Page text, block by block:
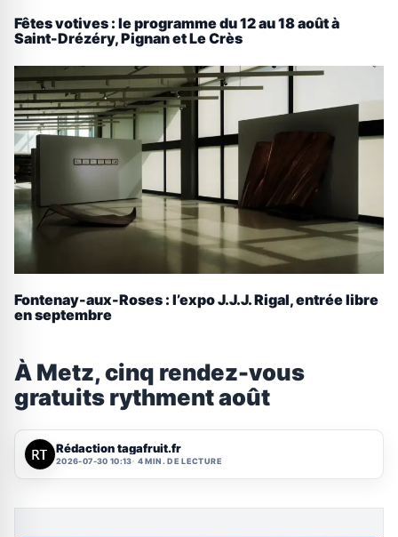
Fêtes votives : le programme du 12 au 18 août à
Saint-Drézéry, Pignan et Le Crès
Fontenay-aux-Roses : l’expo J.J.J. Rigal, entrée libre
en septembre
À Metz, cinq rendez-vous
gratuits rythment août
Rédaction tagafruit.fr
2026-07-30 10:13 4 MIN. DE LECTURE